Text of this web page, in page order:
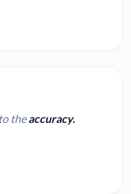
theaccuracy.